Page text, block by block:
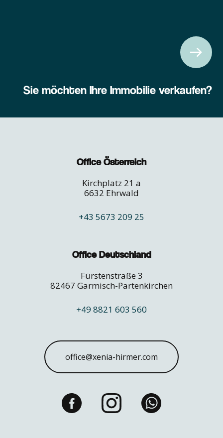
Sie möchten Ihre Immobilie verkaufen?
Office Österreich
Kirchplatz 21 a
6632 Ehrwald
+43 5673 209 25
Office Deutschland
Fürstenstraße 3
82467 Garmisch-Partenkirchen
+49 8821 603 560
office@xenia-hirmer.com